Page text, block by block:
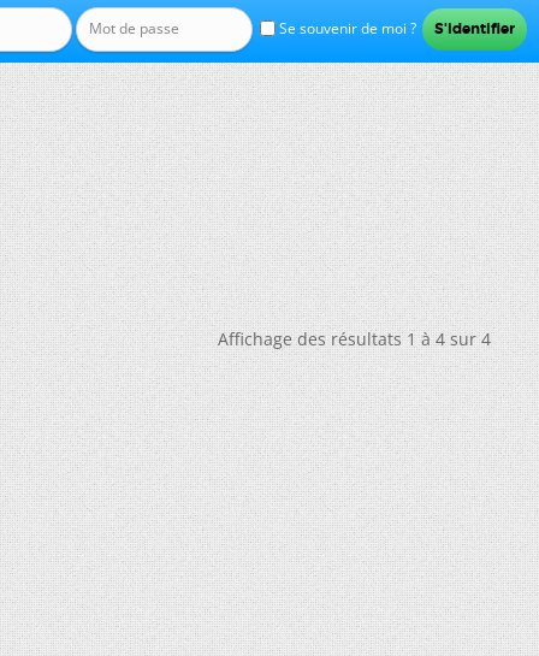
Se souvenir de moi ?
Affichage des résultats 1 à 4 sur 4